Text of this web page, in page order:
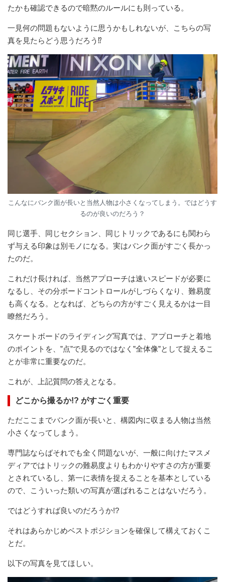
たかも確認できるので暗黙のルールにも則っている。
一見何の問題もないように思うかもしれないが、こちらの写
真を見たらどう思うだろう⁉︎
こんなにバンク面が長いと当然人物は小さくなってしまう。ではどうす
るのが良いのだろう？
同じ選手、同じセクション、同じトリックであるにも関わら
ず与える印象は別モノになる。実はバンク面がすごく長かっ
たのだ。
これだけ長ければ、当然アプローチは速いスピードが必要に
なるし、その分ボードコントロールがしづらくなり、難易度
も高くなる。となれば、どちらの方がすごく見えるかは一目
瞭然だろう。
スケートボードのライディング写真では、アプローチと着地
のポイントを、”点”で見るのではなく”全体像”として捉えるこ
とが非常に重要なのだ。
これが、上記質問の答えとなる。
どこから撮るか!? がすごく重要
ただここまでバンク面が長いと、構図内に収まる人物は当然
小さくなってしまう。
専門誌ならばそれでも全く問題ないが、一般に向けたマスメ
ディアではトリックの難易度よりもわかりやすさの方が重要
とされているし、第一に表情を捉えることを基本としている
ので、こういった類いの写真が選ばれることはないだろう。
ではどうすれば良いのだろうか!?
それはあらかじめベストポジションを確保して構えておくこ
とだ。
以下の写真を見てほしい。